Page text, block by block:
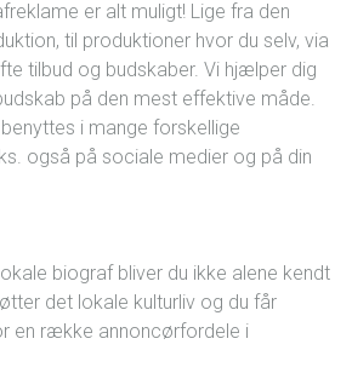
er alt muligt! Lige fra den
til produktioner hvor du selv, via
tilbud og budskaber. Vi hjælper dig
på den mest effektive måde.
i mange forskellige
også på sociale medier og på din
biograf bliver du ikke alene kendt
det lokale kulturliv og du får
en række annoncørfordele i